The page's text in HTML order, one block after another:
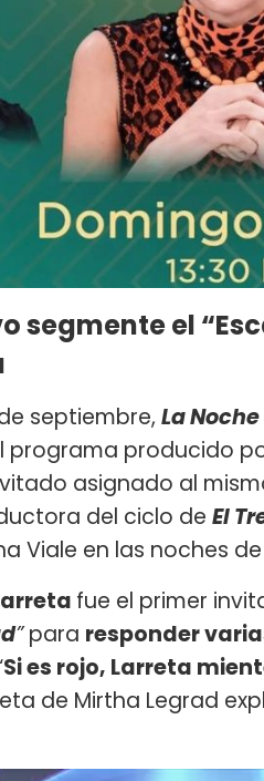
segmente el
septiembre, La
programa producido
asignado al
del ciclo de El
Viale en las noches de
fue el primer
”para responder
Si es rojo, Larreta
de Mirtha Legrad